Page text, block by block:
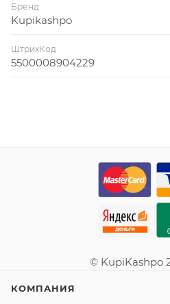
Бренд
Kupikashpo
ШтрихКод
5500008904229
© KupiKashpo
КОМПАНИЯ